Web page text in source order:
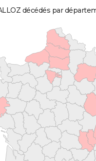
décédés par